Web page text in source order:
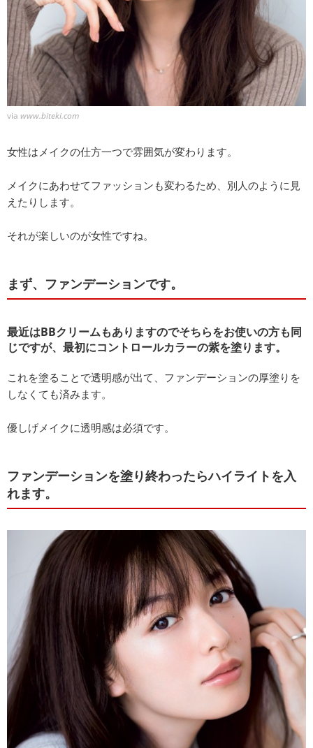
via www.biteki.com
女性はメイクの仕方一つで雰囲気が変わります。
メイクにあわせてファッションも変わるため、別人のように見
えたりします。
それが楽しいのが女性ですね。
まず、ファンデーションです。
最近はBBクリームもありますのでそちらをお使いの方も同
じですが、最初にコントロールカラーの紫を塗ります。
これを塗ることで透明感が出て、ファンデーションの厚塗りを
しなくても済みます。
優しげメイクに透明感は必須です。
ファンデーションを塗り終わったらハイライトを入
れます。